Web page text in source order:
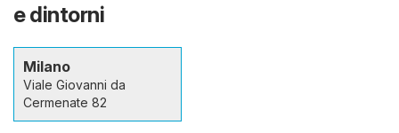
e dintorni
Milano
Viale Giovanni da
Cermenate 82